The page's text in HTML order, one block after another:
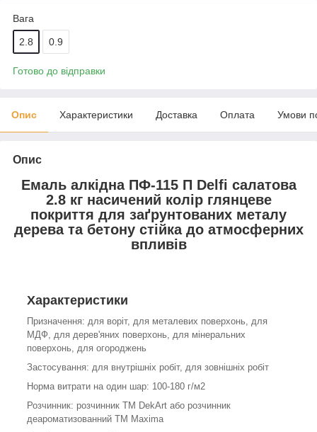
Вага
2.8 0.9
Готово до відправки
Опис Характеристики Доставка Оплата Умови
Опис
Емаль алкідна ПФ-115 П Delfi салатова
2.8 кг насичений колір глянцеве
покриття для заґрунтованих металу
дерева та бетону стійка до атмосферних
впливів
Характеристики
Призначення: для воріт, для металевих поверхонь, для
МДФ, для дерев'яних поверхонь, для мінеральних
поверхонь, для огороджень
Застосування: для внутрішніх робіт, для зовнішніх робіт
Норма витрати на один шар: 100-180 г/м2
Розчинник: розчинник ТМ DekArt або розчинник
деароматизованний ТМ Maxima